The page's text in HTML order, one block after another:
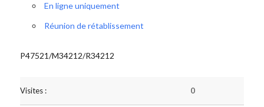
En ligne uniquement
Réunion de rétablissement
P47521/M34212/R34212
Visites : 0